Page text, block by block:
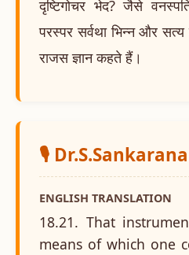
दृष्टिगोचर भेद? जैसे
परस्पर सर्वथा भिन्न और
राजस ज्ञान कहते हैं।
🎙️
ENGLISH TRANSLATION
18.21. That
means of which one